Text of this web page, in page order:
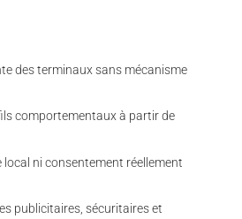
des terminaux sans mécanisme
comportementaux à partir de
ni consentement réellement
publicitaires, sécuritaires et